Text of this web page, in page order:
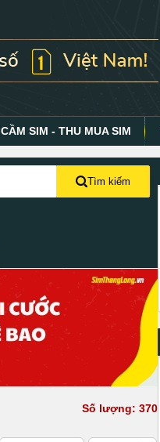
CẦM SIM - THU MUA SIM
Tìm kiếm
Số lượng: 370